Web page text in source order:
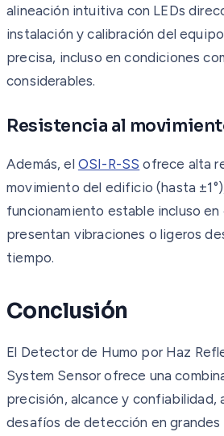
alineación intuitiva con LEDs
instalación y calibración del
precisa, incluso en condiciones
considerables.
Resistencia al
Además, el OSI-R-SS ofrece alta
movimiento del edificio (hasta
funcionamiento estable incluso
presentan vibraciones o ligeros
tiempo.
Conclusión
El Detector de Humo por Haz
System Sensor ofrece una
precisión, alcance y confiabilidad,
desafíos de detección en grandes